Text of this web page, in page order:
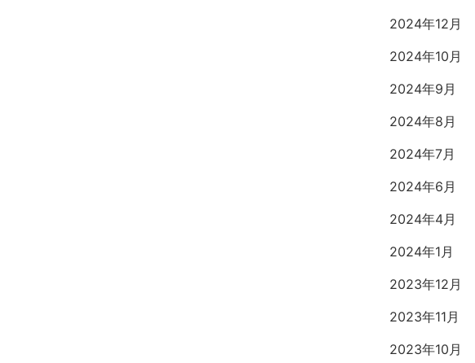
2024年12月
2024年10月
2024年9月
2024年8月
2024年7月
2024年6月
2024年4月
2024年1月
2023年12月
2023年11月
2023年10月